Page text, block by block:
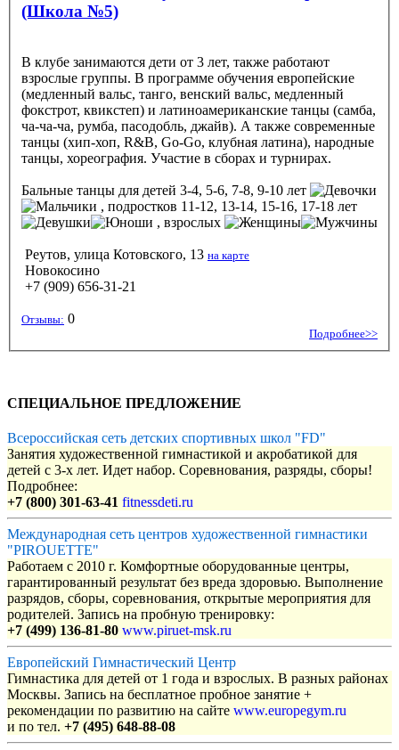
(Школа №5)
В клубе занимаются дети от 3 лет, также работают
взрослые группы. В программе обучения европейские
(медленный вальс, танго, венский вальс, медленный
фокстрот, квикстеп) и латиноамериканские танцы (самба,
ча-ча-ча, румба, пасодобль, джайв). А также современные
танцы (хип-хоп, R&B, Go-Go, клубная латина), народные
танцы, хореография. Участие в сборах и турнирах.
Бальные танцы для детей 3-4, 5-6, 7-8, 9-10 лет
, подростков 11-12, 13-14, 15-16, 17-18 лет
, взрослых
Реутов, улица Котовского, 13 на карте
Новокосино
+7 (909) 656-31-21
Отзывы: 0
Подробнее>>
СПЕЦИАЛЬНОЕ ПРЕДЛОЖЕНИЕ
Всероссийская сеть детских спортивных школ "FD"
Занятия художественной гимнастикой и акробатикой для
детей с 3-х лет. Идет набор. Соревнования, разряды, сборы!
Подробнее:
+7 (800) 301-63-41 fitnessdeti.ru
Международная сеть центров художественной гимнастики
"PIROUETTE"
Работаем с 2010 г. Комфортные оборудованные центры,
гарантированный результат без вреда здоровью. Выполнение
разрядов, сборы, соревнования, открытые мероприятия для
родителей. Запись на пробную тренировку:
+7 (499) 136-81-80 www.piruet-msk.ru
Европейский Гимнастический Центр
Гимнастика для детей от 1 года и взрослых. В разных районах
Москвы. Запись на бесплатное пробное занятие +
рекомендации по развитию на сайте www.europegym.ru
и по тел. +7 (495) 648-88-08